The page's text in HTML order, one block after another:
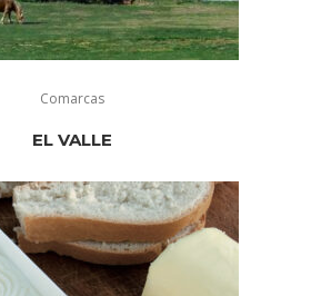
Comarcas
EL VALLE